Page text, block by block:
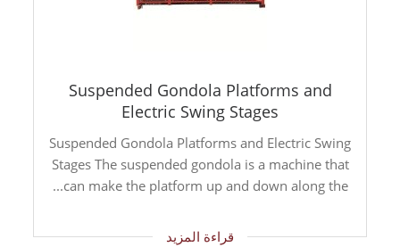
Suspended Gondola Platforms and
Electric Swing Stages
Suspended Gondola Platforms and Electric Swing
Stages The suspended gondola is a machine that
can make the platform up and down along the...
قراءة المزيد